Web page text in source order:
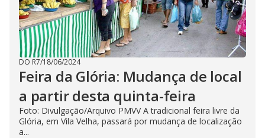
DO R7/18/06/2024
Feira da Glória: Mudança de local
a partir desta quinta-feira
Foto: Divulgação/Arquivo PMVV A tradicional feira livre da
Glória, em Vila Velha, passará por mudança de localização
a...